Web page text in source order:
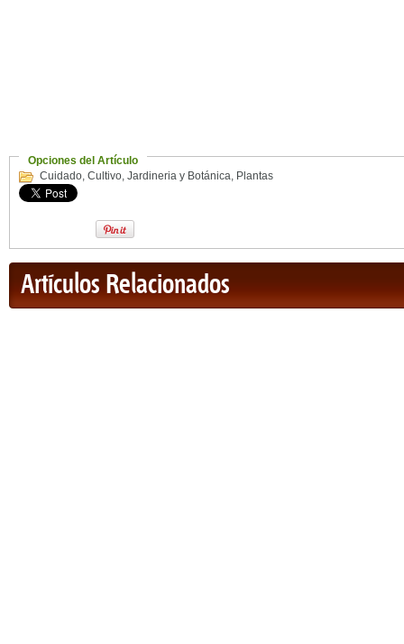
Opciones del Artículo
Cuidado, Cultivo, Jardineria y Botánica, Plantas
Artículos Relacionados